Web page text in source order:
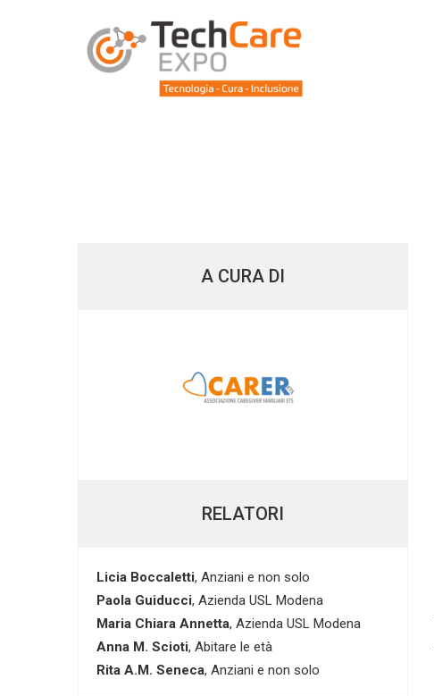
A CURA DI
RELATORI
Licia Boccaletti, Anziani e non solo
Paola Guiducci, Azienda USL Modena
Maria Chiara Annetta, Azienda USL Modena
Anna M. Scioti, Abitare le età
Rita A.M. Seneca, Anziani e non solo